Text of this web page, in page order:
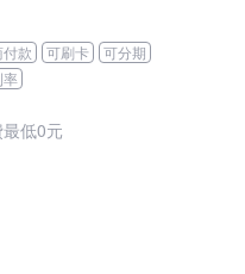
付款 可刷卡
可分期
率
低0元